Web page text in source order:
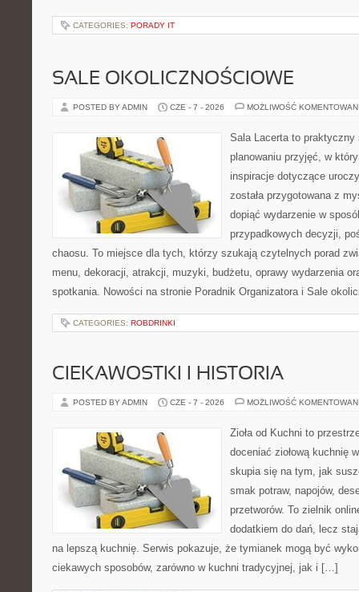
CATEGORIES: PORADY IT
SALE OKOLICZNOŚCIOWE
POSTED BY ADMIN CZE - 7 - 2026 MOŻLIWOŚĆ
Sala Lacerta to praktyczny
planowaniu przyjęć, w
inspiracje dotyczące
została przygotowana z
dopiąć wydarzenie w
przypadkowych decyzji,
chaosu. To miejsce dla tych, którzy szukają czytelnych porad
menu, dekoracji, atrakcji, muzyki, budżetu, oprawy wydarzenia
spotkania. Nowości na stronie Poradnik Organizatora i Sale
CATEGORIES: ROBDRINKI
CIEKAWOSTKI I HISTORIA
POSTED BY ADMIN CZE - 7 - 2026 MOŻLIWOŚĆ
Zioła od Kuchni to
doceniać ziołową kuchnię
skupia się na tym, jak
smak potraw, napojów,
przetworów. To zielnik
dodatkiem do dań, lecz
na lepszą kuchnię. Serwis pokazuje, że tymianek mogą być
ciekawych sposobów, zarówno w kuchni tradycyjnej, jak i […]